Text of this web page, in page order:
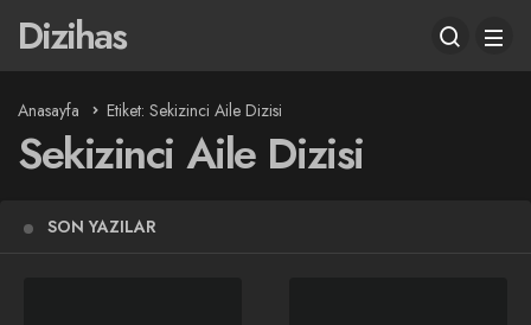
Dizihas
Anasayfa Etiket: Sekizinci Aile Dizisi
Sekizinci Aile Dizisi
SON YAZILAR